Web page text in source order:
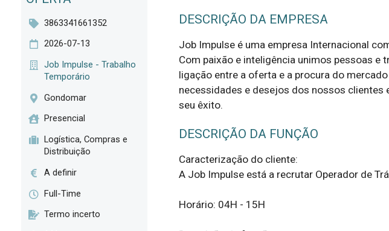
3863341661352
2026-07-13
Job Impulse - Trabalho
Temporário
Gondomar
Presencial
Logística, Compras e
Distribuição
A definir
Full-Time
Termo incerto
DESCRIÇÃO DA EMPRESA
Job Impulse é uma empresa Internacional
Com paixão e inteligência unimos pessoas e
ligação entre a oferta e a procura do
necessidades e desejos dos nossos
seu êxito.
DESCRIÇÃO DA FUNÇÃO
Caracterização do cliente:
A Job Impulse está a recrutar Operador de
Horário: 04H - 15H